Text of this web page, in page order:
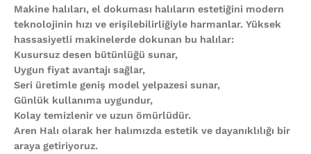
Makine halıları, el dokuması halıların estetiğini modern
teknolojinin hızı ve erişilebilirliğiyle harmanlar. Yüksek
hassasiyetli makinelerde dokunan bu halılar:
Kusursuz desen bütünlüğü sunar,
Uygun fiyat avantajı sağlar,
Seri üretimle geniş model yelpazesi sunar,
Günlük kullanıma uygundur,
Kolay temizlenir ve uzun ömürlüdür.
Aren Halı olarak her halımızda estetik ve dayanıklılığı bir
araya getiriyoruz.